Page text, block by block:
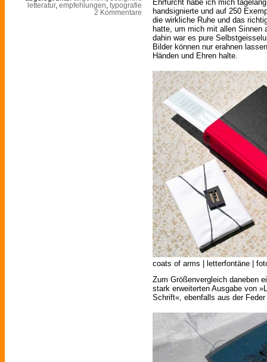
letteratur, empfehlungen typografie
2 Kommentare
Ehrfurcht habe ich mich
handsignierte und auf 250
die wirkliche Ruhe und das
hatte, um mich mit allen Sinnen
dahin war es pure
Bilder können nur erahnen
Händen und Ehren halte.
coats of arms | letterfontäne |
Zum Größenvergleich daneben
stark erweiterten Ausgabe von
Schrift«, ebenfalls aus der